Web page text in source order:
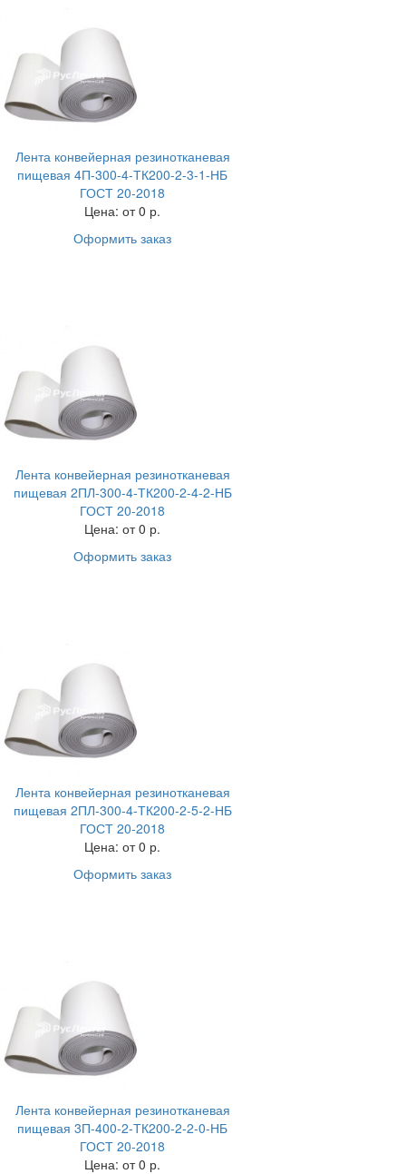
Лента конвейерная резинотканевая
пищевая 4П-300-4-ТК200-2-3-1-НБ
ГОСТ 20-2018
Цена: от 0 р.
Оформить заказ
Лента конвейерная резинотканевая
пищевая 2ПЛ-300-4-ТК200-2-4-2-НБ
ГОСТ 20-2018
Цена: от 0 р.
Оформить заказ
Лента конвейерная резинотканевая
пищевая 2ПЛ-300-4-ТК200-2-5-2-НБ
ГОСТ 20-2018
Цена: от 0 р.
Оформить заказ
Лента конвейерная резинотканевая
пищевая 3П-400-2-ТК200-2-2-0-НБ
ГОСТ 20-2018
Цена: от 0 р.